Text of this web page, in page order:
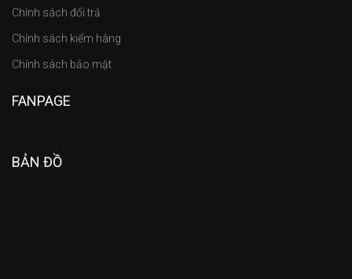
Chính sách đổi trả
Chính sách kiểm hàng
Chính sách bảo mật
FANPAGE
BẢN ĐỒ